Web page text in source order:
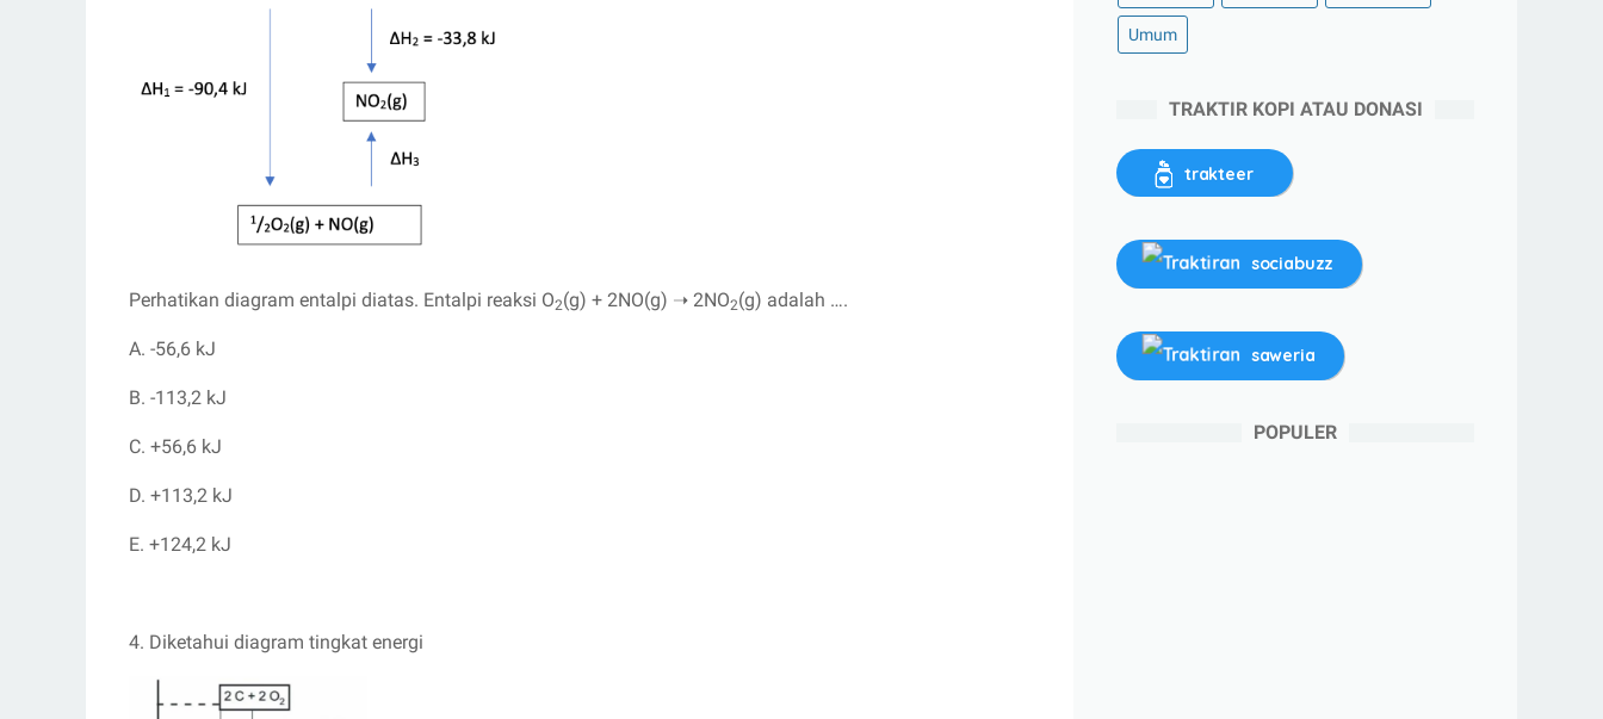
Perhatikan diagram entalpi diatas. Entalpi reaksi O2(g) + 2NO(g) ➝ 2NO2(g) adalah ….
A. -56,6 kJ
B. -113,2 kJ
C. +56,6 kJ
D. +113,2 kJ
E. +124,2 kJ
4. Diketahui diagram tingkat energi
Umum
TRAKTIR KOPI ATAU DONASI
trakteer
sociabuzz
saweria
POPULER